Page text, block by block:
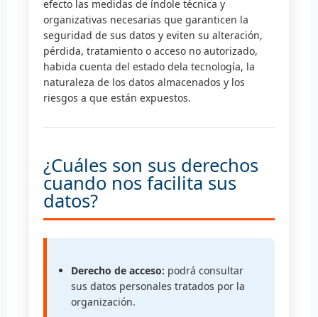
efecto las medidas de índole técnica y
organizativas necesarias que garanticen la
seguridad de sus datos y eviten su alteración,
pérdida, tratamiento o acceso no autorizado,
habida cuenta del estado dela tecnología, la
naturaleza de los datos almacenados y los
riesgos a que están expuestos.
¿Cuáles son sus derechos
cuando nos facilita sus
datos?
Derecho de acceso: podrá consultar
sus datos personales tratados por la
organización.